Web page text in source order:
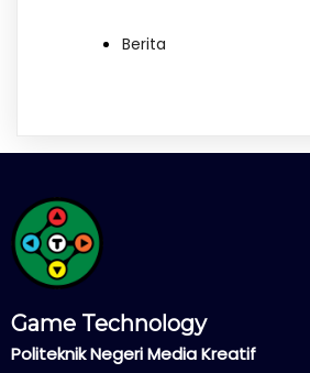
Berita
Game Technology
Politeknik Negeri Media Kreatif